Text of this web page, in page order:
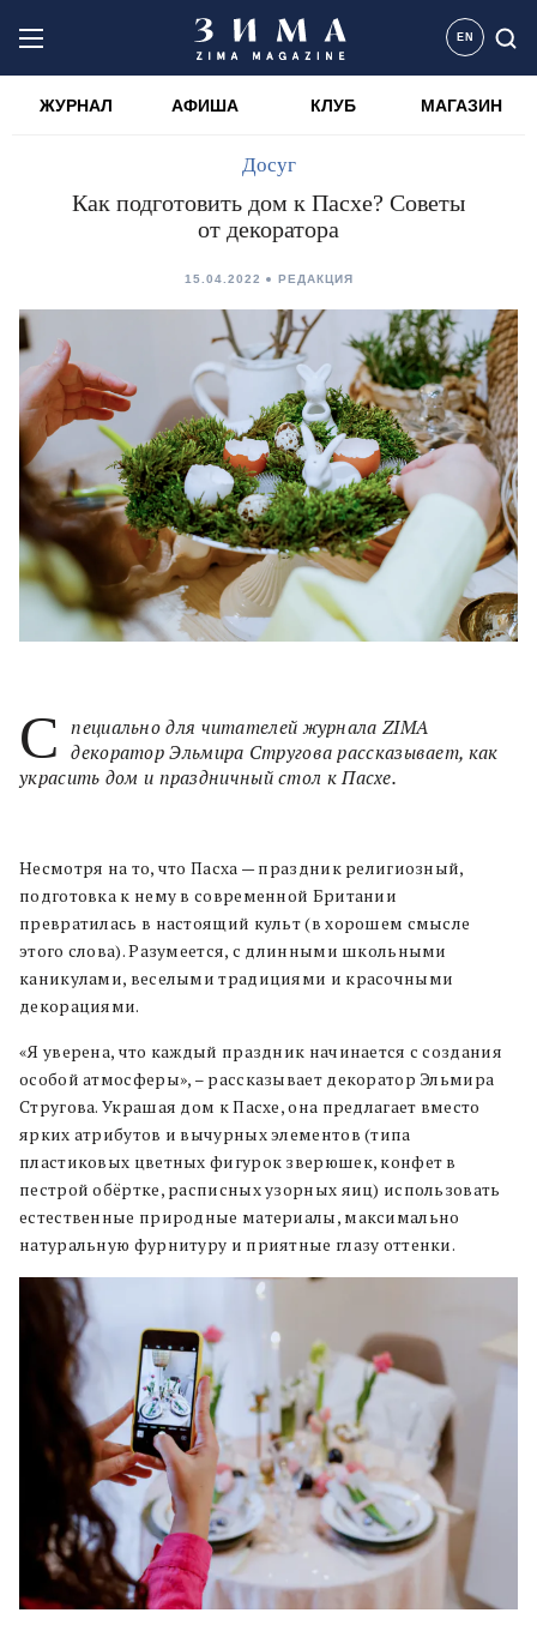
EN
ЖУРНАЛ АФИША КЛУБ МАГАЗИН
Досуг
Как подготовить дом к Пасхе? Советы
от декоратора
15.04.2022 РЕДАКЦИЯ
С
пециально для читателей журнала ZIMA
декоратор Эльмира Стругова рассказывает, как
украсить дом и праздничный стол к Пасхе.
Несмотря на то, что Пасха — праздник религиозный,
подготовка к нему в современной Британии
превратилась в настоящий культ (в хорошем смысле
этого слова). Разумеется, с длинными школьными
каникулами, веселыми традициями и красочными
декорациями.
«Я уверена, что каждый праздник начинается с создания
особой атмосферы», – рассказывает декоратор Эльмира
Стругова. Украшая дом к Пасхе, она предлагает вместо
ярких атрибутов и вычурных элементов (типа
пластиковых цветных фигурок зверюшек, конфет в
пестрой обёртке, расписных узорных яиц) использовать
естественные природные материалы, максимально
натуральную фурнитуру и приятные глазу оттенки.